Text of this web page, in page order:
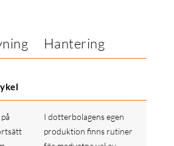
Hantering
I dotterbolagens egen
produktion finns rutiner